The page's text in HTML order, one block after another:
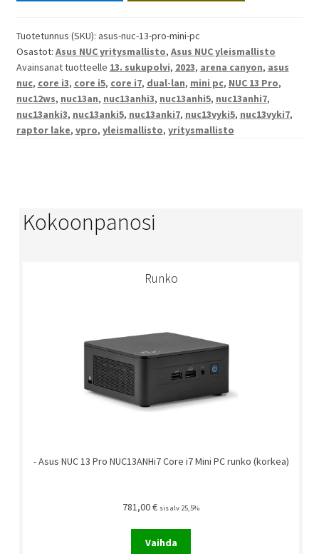
Tuotetunnus (SKU): asus-nuc-13-pro-mini-pc
Osastot: Asus NUC yritysmallisto, Asus NUC yleismallisto
Avainsanat tuotteelle 13. sukupolvi, 2023, arena canyon, asus
nuc, core i3, core i5, core i7, dual-lan, mini pc, NUC 13 Pro,
nuc12ws, nuc13an, nuc13anhi3, nuc13anhi5, nuc13anhi7,
nuc13anki3, nuc13anki5, nuc13anki7, nuc13vyki5, nuc13vyki7,
raptor lake, vpro, yleismallisto, yritysmallisto
Kokoonpanosi
Runko
- Asus NUC 13 Pro NUC13ANHi7 Core i7 Mini PC runko (korkea)
781,00€ sis alv 25,5%
Vaihda